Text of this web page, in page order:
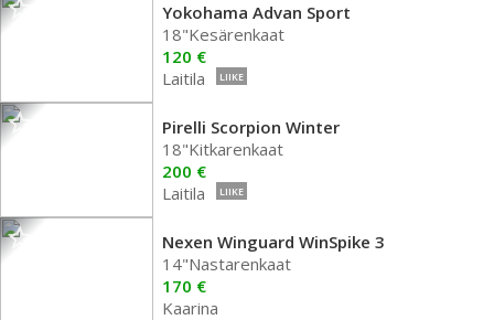
Yokohama Advan Sport
18"Kesärenkaat
120 €
Laitila
LIIKE
Pirelli Scorpion Winter
18"Kitkarenkaat
200 €
Laitila
LIIKE
Nexen Winguard WinSpike 3
14"Nastarenkaat
170 €
Kaarina